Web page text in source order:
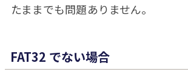
たままでも問題ありません。
FAT32 でない場合